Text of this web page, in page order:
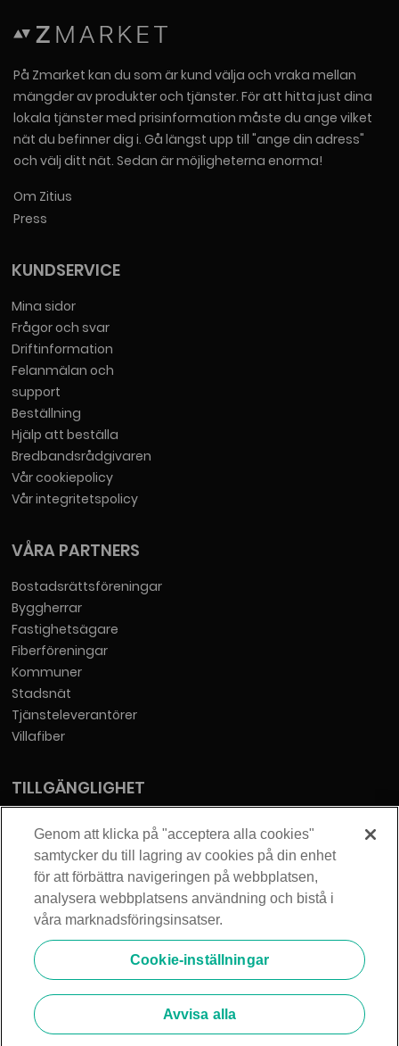
På Zmarket kan du som är kund välja och vraka mellan
mängder av produkter och tjänster. För att hitta just dina
lokala tjänster med prisinformation måste du ange vilket
nät du befinner dig i. Gå längst upp till "ange din adress"
och välj ditt nät. Sedan är möjligheterna enorma!
Om Zitius
Press
KUNDSERVICE
Mina sidor
Frågor och svar
Driftinformation
Felanmälan och
support
Beställning
Hjälp att beställa
Bredbandsrådgivaren
Vår cookiepolicy
Vår integritetspolicy
VÅRA PARTNERS
Bostadsrättsföreningar
Byggherrar
Fastighetsägare
Fiberföreningar
Kommuner
Stadsnät
Tjänsteleverantörer
Villafiber
TILLGÄNGLIGHET
Tillgänglighetsredogörelse
KONTAKT
Telia Sverige AB
Orgnummer: 556430-0142
Säte: Stockholm
info@zmarket.se
Genom att klicka på "acceptera alla cookies"
samtycker du till lagring av cookies på din enhet
för att förbättra navigeringen på webbplatsen,
analysera webbplatsens användning och bistå i
våra marknadsföringsinsatser.
Cookie-inställningar
Avvisa alla